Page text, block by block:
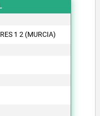
1 2 (MURCIA)